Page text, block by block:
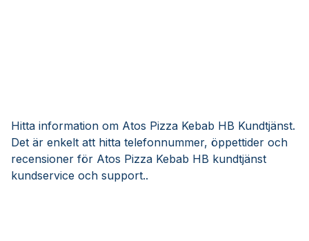
Hitta information om Atos Pizza Kebab HB Kundtjänst.
Det är enkelt att hitta telefonnummer, öppettider och
recensioner för Atos Pizza Kebab HB kundtjänst
kundservice och support..